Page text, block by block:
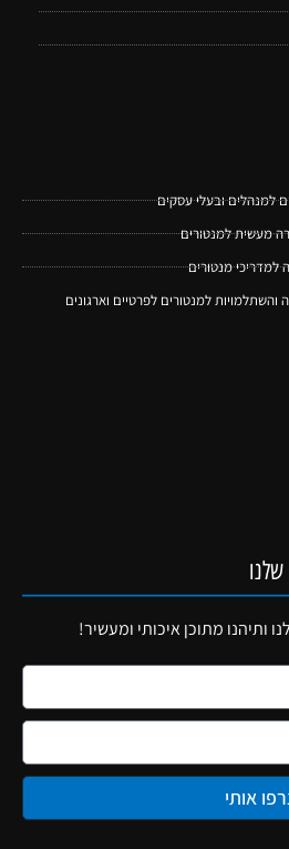
ותיהנו מתוכן איכותי ומעשיר!
אותי